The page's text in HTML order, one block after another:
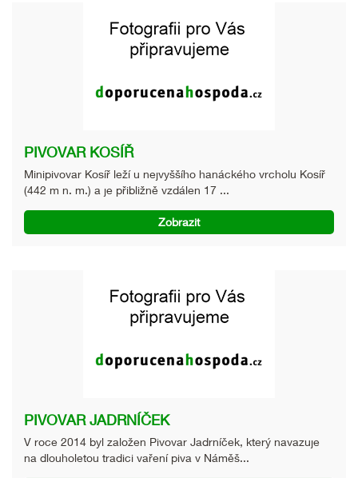
PIVOVAR KOSÍŘ
Minipivovar Kosíř leží u nejvyššího hanáckého vrcholu Kosíř
(442 m n. m.) a je přibližně vzdálen 17 ...
Zobrazit
PIVOVAR JADRNÍČEK
V roce 2014 byl založen Pivovar Jadrníček, který navazuje
na dlouholetou tradici vaření piva v Náměš...